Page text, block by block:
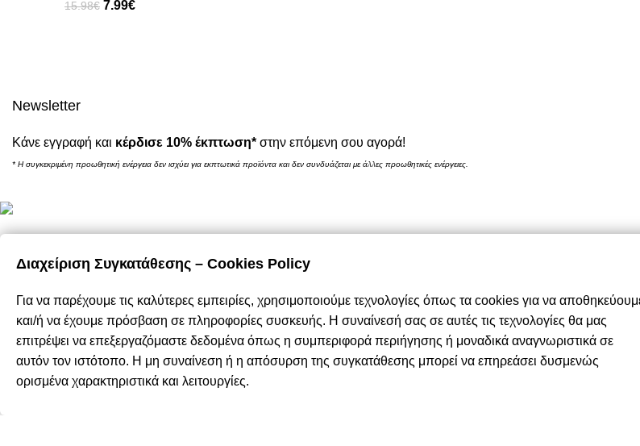
15.98€ 7.99€
Newsletter
Κάνε εγγραφή και κέρδισε 10% έκπτωση* στην επόμενη σου αγορά!
* Η συγκεκριμένη προωθητική ενέργεια δεν ισχύει για εκπτωτικά προϊόντα και δεν συνδυάζεται με άλλες προωθητικές ενέργειες.
Καταστήματα: Θεσσαλονίκη / Αθήνα /
Τηλ.:(+30) 2310 47.43.03
Email:eshop@domushomus.gr
Ο Λογαριασμός Μου
Τρόποι Αποστολής
Επιστροφές & Ακυρώσεις
Όροι & Προϋποθέσεις
Προσωπικά Δεδομένα – Cookies
Προϊόντα
Κατάλογος
Nέα –
Επικοινωνία
DOMUS HOMUS
Διαχείριση Συγκατάθεσης – Cookies Policy
Για να παρέχουμε τις καλύτερες εμπειρίες, χρησιμοποιούμε τεχνολογίες όπως τα cookies για να
και/ή να έχουμε πρόσβαση σε πληροφορίες συσκευής. Η συναίνεσή σας σε αυτές τις τεχνολογίες θα μας
επιτρέψει να επεξεργαζόμαστε δεδομένα όπως η συμπεριφορά περιήγησης ή μοναδικά αναγνωριστικά σε
αυτόν τον ιστότοπο. Η μη συναίνεση ή η απόσυρση της συγκατάθεσης μπορεί να επηρεάσει δυσμενώς
ορισμένα χαρακτηριστικά και λειτουργίες.